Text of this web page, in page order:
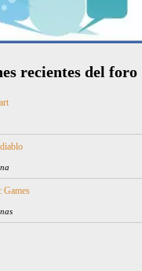
recientes del foro
Games